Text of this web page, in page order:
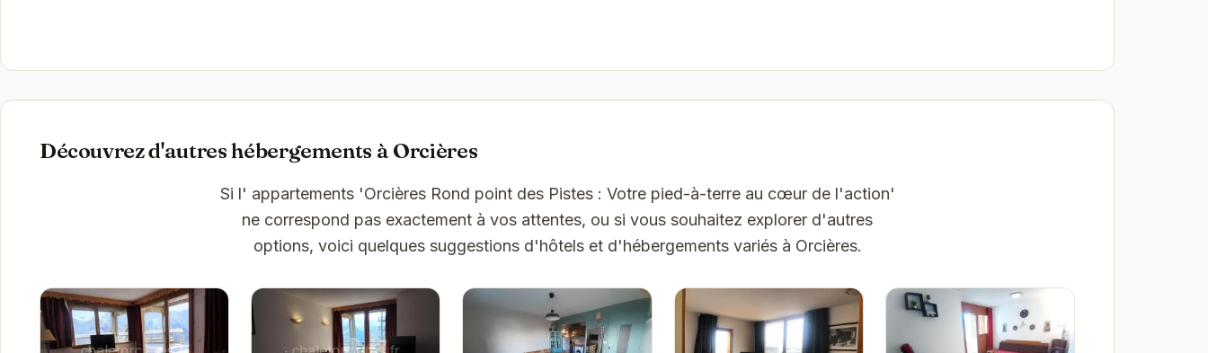
Découvrez d'autres hébergements à Orcières
Si l' appartements 'Orcières Rond point des Pistes : Votre pied-à-terre au cœur de l'action'
ne correspond pas exactement à vos attentes, ou si vous souhaitez explorer d'autres
options, voici quelques suggestions d'hôtels et d'hébergements variés à Orcières.